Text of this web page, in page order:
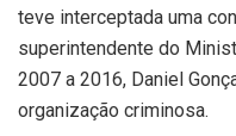
teve interceptada uma
superintendente do
2007 a 2016, Daniel
organização criminosa.